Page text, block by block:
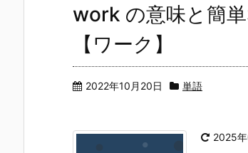
work の意味と簡単
【ワーク】
2022年10月20日 単語
2025